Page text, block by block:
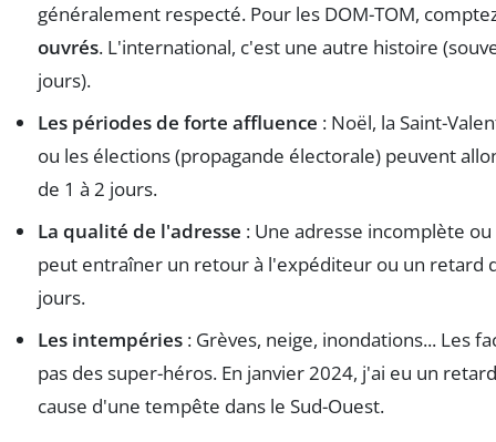
généralement respecté. Pour les DOM-TOM,
ouvrés. L'international, c'est une autre histoire
jours).
Les périodes de forte affluence : Noël, la Saint-
ou les élections (propagande électorale) peuvent
de 1 à 2 jours.
La qualité de l'adresse : Une adresse incomplète
peut entraîner un retour à l'expéditeur ou un retard
jours.
Les intempéries : Grèves, neige, inondations... Les
pas des super-héros. En janvier 2024, j'ai eu un
cause d'une tempête dans le Sud-Ouest.